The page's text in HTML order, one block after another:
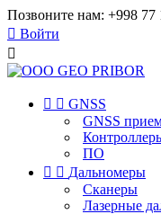
Позвоните нам: +998 77
 Войти

  GNSS
GNSS
ПО
  Дальномеры
Сканеры
Лазерные